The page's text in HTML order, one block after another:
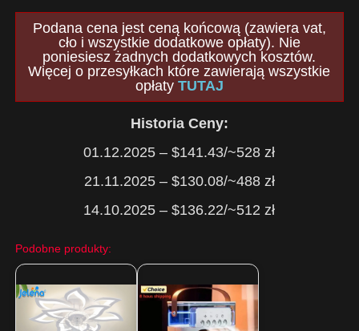
Podana cena jest ceną końcową (zawiera vat,
cło i wszystkie dodatkowe opłaty). Nie
poniesiesz żadnych dodatkowych kosztów.
Więcej o przesyłkach które zawierają wszystkie
opłaty TUTAJ
Historia Ceny:
01.12.2025 – $141.43/~528 zł
21.11.2025 – $130.08/~488 zł
14.10.2025 – $136.22/~512 zł
Podobne produkty: